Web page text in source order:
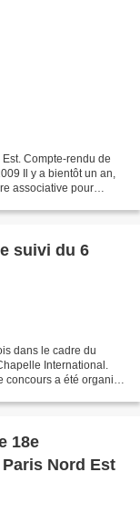
Compte-rendu de
Il y a bientôt un an,
associative pour
suivi du 6
dans le cadre du
International.
concours a été organisé
18e
Nord Est